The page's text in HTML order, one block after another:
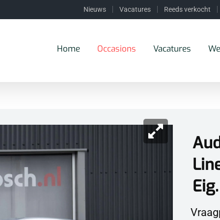
Nieuws Vacatures Reeds verkocht
Home Occasions Vacatures